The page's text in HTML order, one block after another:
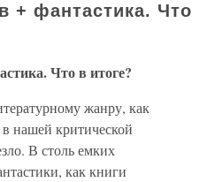
+ фантастика. Что
Что в итоге?
жанру, как
нашей критической
В столь емких
как книги